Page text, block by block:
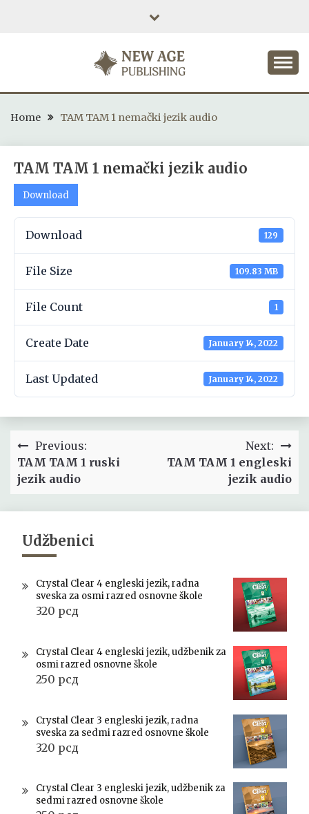
NEW AGE PUBLISHING
Home TAM TAM 1 nemački jezik audio
TAM TAM 1 nemački jezik audio
Download
Download 129
File Size 109.83 MB
File Count 1
Create Date January 14, 2022
Last Updated January 14, 2022
Post
navigation
Previous:
TAM TAM 1 ruski
jezik audio
Next:
TAM TAM 1 engleski
jezik audio
Udžbenici
Crystal Clear 4 engleski jezik, radna
sveska za osmi razred osnovne škole
320 рсд
Crystal Clear 4 engleski jezik, udžbenik za
osmi razred osnovne škole
250 рсд
Crystal Clear 3 engleski jezik, radna
sveska za sedmi razred osnovne škole
320 рсд
Crystal Clear 3 engleski jezik, udžbenik za
sedmi razred osnovne škole